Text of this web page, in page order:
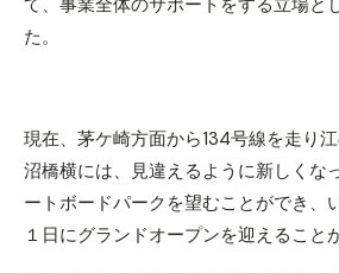
て、事業全体のサポートをする立場と
た。
現在、茅ケ崎方面から134号線を走り
沼橋横には、見違えるように新しくな
ートボードパークを望むことができ、
１日にグランドオープンを迎えること